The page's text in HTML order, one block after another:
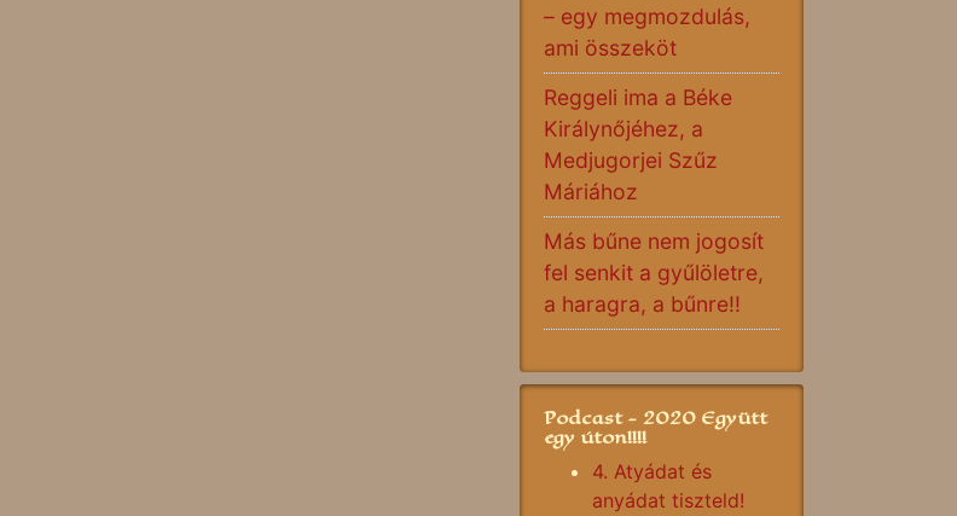
– egy megmozdulás,
ami összeköt
Reggeli ima a Béke
Királynőjéhez, a
Medjugorjei Szűz
Máriához
Más bűne nem jogosít
fel senkit a gyűlöletre,
a haragra, a bűnre!!
Podcast - 2020 Együtt
egy úton!!!!
4. Atyádat és
anyádat tiszteld!